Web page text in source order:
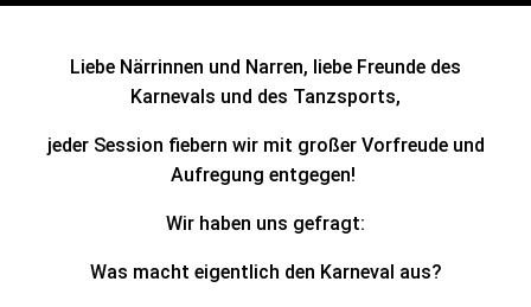
Liebe Närrinnen und Narren, liebe Freunde des
Karnevals und des Tanzsports,
jeder Session fiebern wir mit großer Vorfreude und
Aufregung entgegen!
Wir haben uns gefragt:
Was macht eigentlich den Karneval aus?